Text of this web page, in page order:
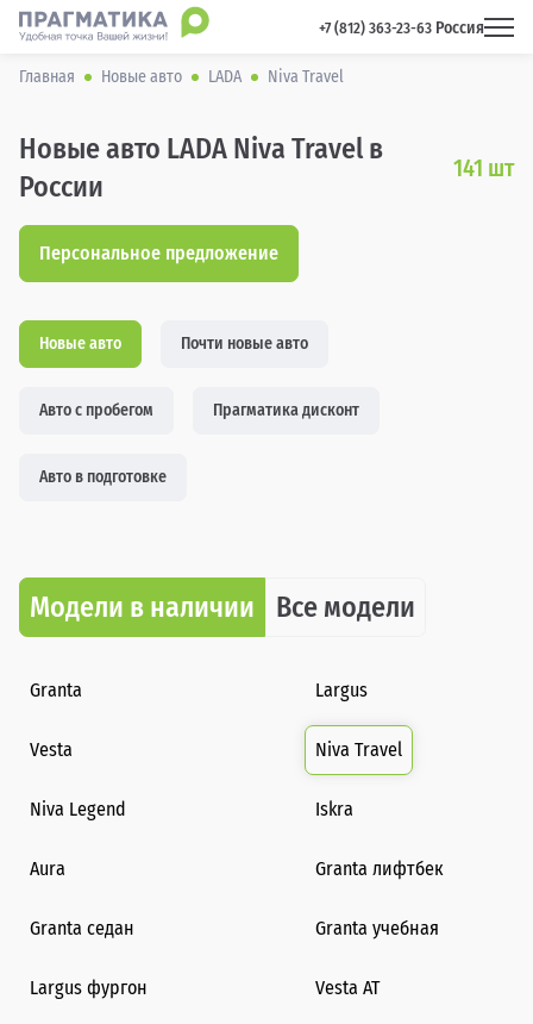
+7 (812) 363-23-63 Россия
Главная Новые авто LADA Niva Travel
Новые авто LADA Niva Travel в
России
141 шт
Персональное предложение
Новые авто Почти новые авто
Авто с пробегом Прагматика дисконт
Авто в подготовке
Модели в наличии Все модели
Granta Largus
Vesta Niva Travel
Niva Legend Iskra
Aura Granta лифтбек
Granta седан Granta учебная
Largus фургон Vesta AT